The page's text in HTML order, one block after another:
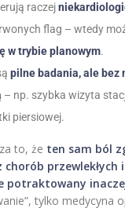
raczej
flag – wtedy
w trybie planowym.
pilne badania, ale bez
– np. szybka wizyta
piersiowej.
to, że ten sam ból
chorób
potraktowany
tylko medycyna